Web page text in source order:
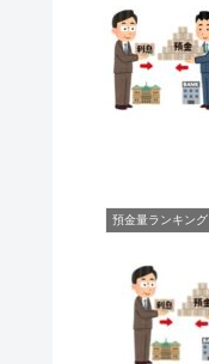
預金量ランキング